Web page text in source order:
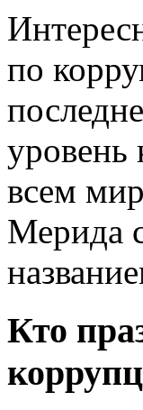
по
уровень
всем
Мерида
Кто